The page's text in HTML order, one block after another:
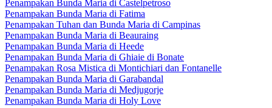
Penampakan Bunda Maria di Castelpetroso
Penampakan Bunda Maria di Fatima
Penampakan Tuhan dan Bunda Maria di Campinas
Penampakan Bunda Maria di Beauraing
Penampakan Bunda Maria di Heede
Penampakan Bunda Maria di Ghiaie di Bonate
Penampakan Rosa Mistica di Montichiari dan Fontanelle
Penampakan Bunda Maria di Garabandal
Penampakan Bunda Maria di Medjugorje
Penampakan Bunda Maria di Holy Love